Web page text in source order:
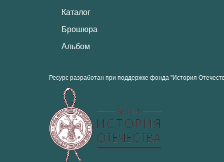
Каталог
Брошюра
Альбом
Ресурс разработан при поддержке фонда "История